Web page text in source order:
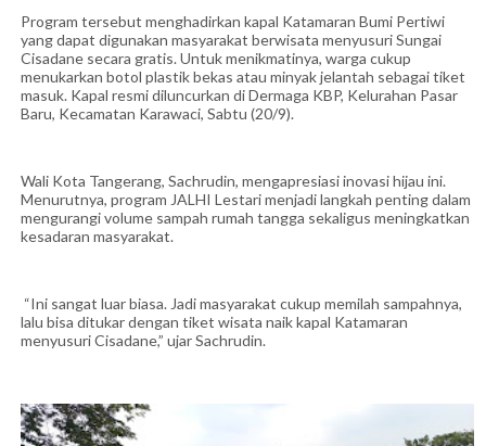
Program tersebut menghadirkan kapal Katamaran Bumi Pertiwi
yang dapat digunakan masyarakat berwisata menyusuri Sungai
Cisadane secara gratis. Untuk menikmatinya, warga cukup
menukarkan botol plastik bekas atau minyak jelantah sebagai tiket
masuk. Kapal resmi diluncurkan di Dermaga KBP, Kelurahan Pasar
Baru, Kecamatan Karawaci, Sabtu (20/9).
Wali Kota Tangerang, Sachrudin, mengapresiasi inovasi hijau ini.
Menurutnya, program JALHI Lestari menjadi langkah penting dalam
mengurangi volume sampah rumah tangga sekaligus meningkatkan
kesadaran masyarakat.
“Ini sangat luar biasa. Jadi masyarakat cukup memilah sampahnya,
lalu bisa ditukar dengan tiket wisata naik kapal Katamaran
menyusuri Cisadane,” ujar Sachrudin.